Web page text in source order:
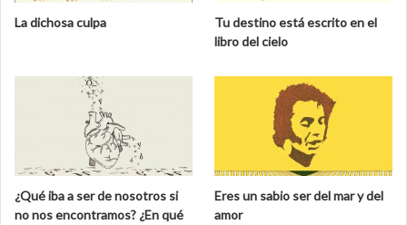
La dichosa culpa
Tu destino está escrito en el
libro del cielo
¿Qué iba a ser de nosotros si
no nos encontramos? ¿En qué
Eres un sabio ser del mar y del
amor